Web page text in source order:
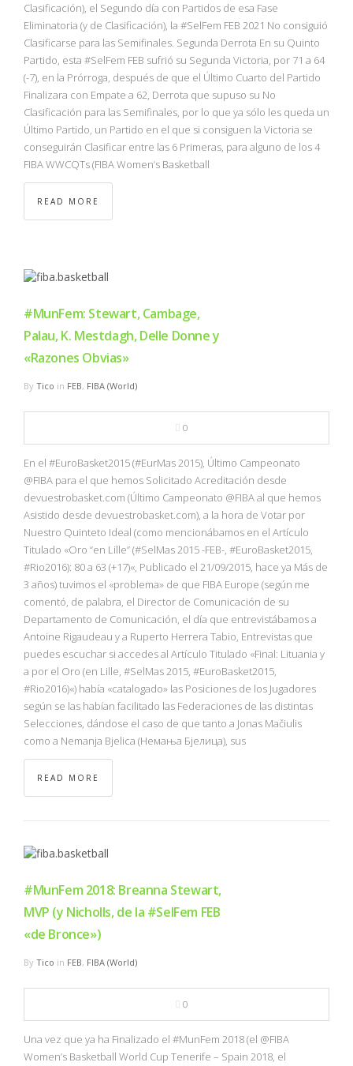
Clasificación), el Segundo día con Partidos de esa Fase
Eliminatoria (y de Clasificación), la #SelFem FEB 2021 No consiguió
Clasificarse para las Semifinales. Segunda Derrota En su Quinto
Partido, esta #SelFem FEB sufrió su Segunda Victoria, por 71 a 64
(-7), en la Prórroga, después de que el Último Cuarto del Partido
Finalizara con Empate a 62, Derrota que supuso su No
Clasificación para las Semifinales, por lo que ya sólo les queda un
Último Partido, un Partido en el que si consiguen la Victoria se
conseguirán Clasificar entre las 6 Primeras, para alguno de los 4
FIBA WWCQTs (FIBA Women’s Basketball
READ MORE
#MunFem: Stewart, Cambage,
Palau, K. Mestdagh, Delle Donne y
«Razones Obvias»
By Tico in FEB, FIBA (World)
0
En el #EuroBasket2015 (#EurMas 2015), Último Campeonato
@FIBA para el que hemos Solicitado Acreditación desde
devuestrobasket.com (Último Campeonato @FIBA al que hemos
Asistido desde devuestrobasket.com), a la hora de Votar por
Nuestro Quinteto Ideal (como mencionábamos en el Artículo
Titulado «Oro “en Lille” (#SelMas 2015 -FEB-, #EuroBasket2015,
#Rio2016): 80 a 63 (+17)«, Publicado el 21/09/2015, hace ya Más de
3 años) tuvimos el «problema» de que FIBA Europe (según me
comentó, de palabra, el Director de Comunicación de su
Departamento de Comunicación, el día que entrevistábamos a
Antoine Rigaudeau y a Ruperto Herrera Tabio, Entrevistas que
puedes escuchar si accedes al Artículo Titulado «Final: Lituania y
a por el Oro (en Lille, #SelMas 2015, #EuroBasket2015,
#Rio2016)«) había «catalogado» las Posiciones de los Jugadores
según se las habían facilitado las Federaciones de las distintas
Selecciones, dándose el caso de que tanto a Jonas Mačiulis
como a Nemanja Bjelica (Немања Бјелица), sus
READ MORE
#MunFem 2018: Breanna Stewart,
MVP (y Nicholls, de la #SelFem FEB
«de Bronce»)
By Tico in FEB, FIBA (World)
0
Una vez que ya ha Finalizado el #MunFem 2018 (el @FIBA
Women’s Basketball World Cup Tenerife – Spain 2018, el